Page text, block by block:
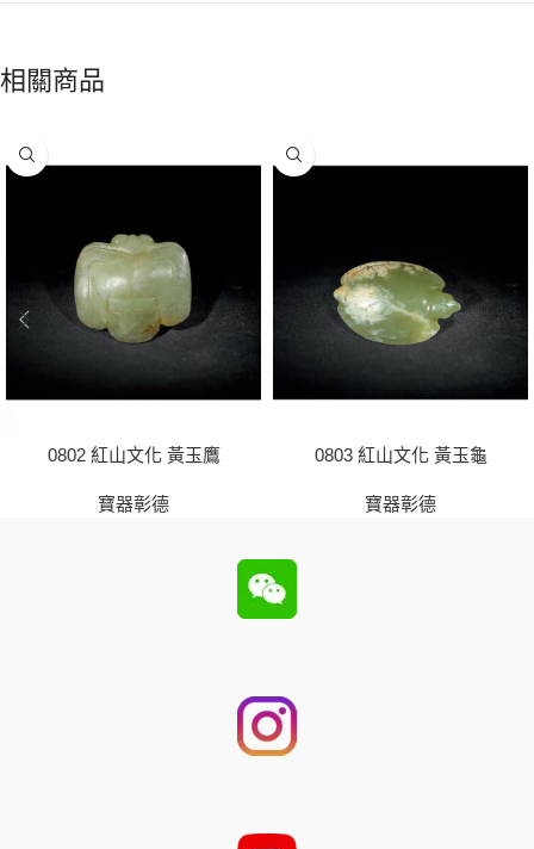
相關商品
0802 紅山文化 黃玉鷹
寶器彰德
0803 紅山文化 黃玉龜
寶器彰德